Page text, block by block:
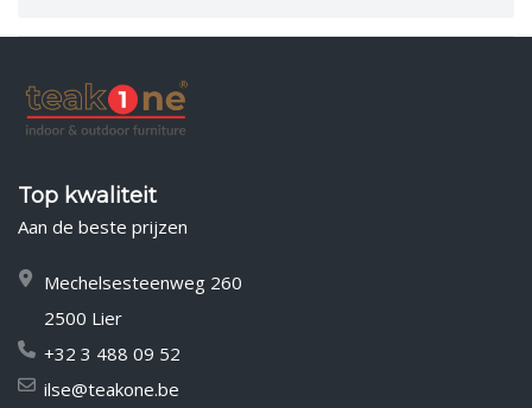
Top kwaliteit
Aan de beste prijzen
Mechelsesteenweg 260
2500 Lier
+32 3 488 09 52
ilse@teakone.be